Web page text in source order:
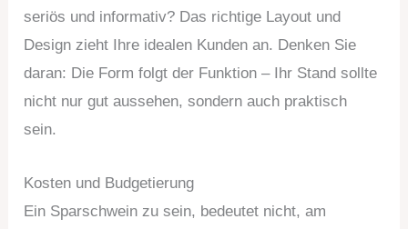
seriös und informativ? Das richtige Layout und
Design zieht Ihre idealen Kunden an. Denken Sie
daran: Die Form folgt der Funktion – Ihr Stand sollte
nicht nur gut aussehen, sondern auch praktisch
sein.
Kosten und Budgetierung
Ein Sparschwein zu sein, bedeutet nicht, am